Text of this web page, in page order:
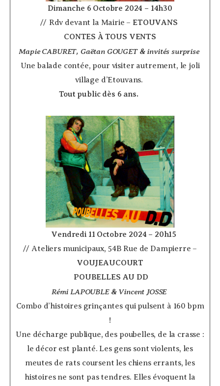
Dimanche 6 Octobre 2024 – 14h30
// Rdv devant la Mairie – ETOUVANS
CONTES À TOUS VENTS
Mapie CABURET, Gaëtan GOUGET & invités surprise­
Une balade contée, pour visiter autrement, le joli
village d’Etouvans.
Tout public dès 6 ans.
Vendredi 11 Octobre 2024 – 20h15
// Ateliers municipaux, 54B Rue de Dampierre –
VOUJEAUCOURT
POUBELLES AU DD
Rémi LAPOUBLE & Vincent JOSSE­
Combo d’histoires grinçantes qui pulsent à 160 bpm
!
Une décharge publique, des poubelles, de la crasse :
le décor est planté. Les gens sont violents, les
meutes de rats coursent les chiens errants, les
histoires ne sont pas tendres. Elles évoquent la